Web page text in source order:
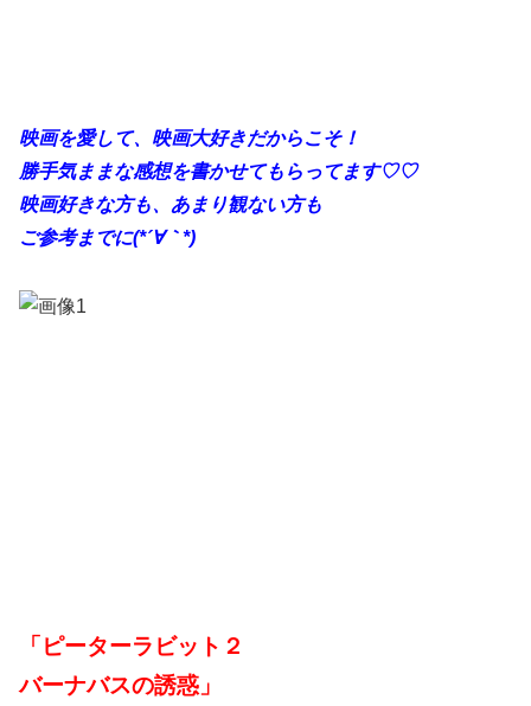
映画を愛して、映画大好きだからこそ！
勝手気ままな感想を書かせてもらってます♡♡
映画好きな方も、あまり観ない方も
ご参考までに(*´∀｀*)
「ピーターラビット２
バーナバスの誘惑」